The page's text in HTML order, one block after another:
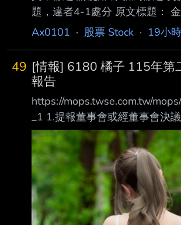
題，違者4-1處分 原文標題：
行 民眾理財周轉金貸款需申報
04 00:00 聯合報 記者署名： 記
報導 原文內容： 台股「四貸同
問題引發關注，據了解，金管會
申報要求， 將首度要求銀行填
金融商品的理財周轉金貸款」數
眾向銀 行借貸資金流向股市情
設下「業務成長異常」及「風
Ax0101 · 股票 Stock · 19小
49 [情報] 6180 橘子 115年第
報告
https://mops.twse.com.tw/
_1 1.提報董事會或經董事會決
期:115/08/05 2.審計委員會通
3.財務報告或年度自結財務資
期
(XXX/XX/XX~XXX/XX/
30 4.1月1日累計至本期止營業
元):1009394 5.1月1日累計至本